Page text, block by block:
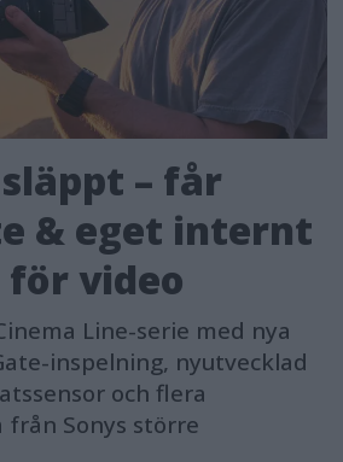
släppt – får
& eget internt
video
Line-serie med nya
inspelning, nyutvecklad
och flera
Sonys större